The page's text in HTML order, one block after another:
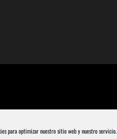
para optimizar nuestro sitio web y nuestro servicio.